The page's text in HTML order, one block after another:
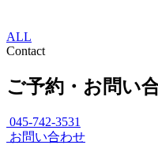
ALL
Contact
ご予約・お問い
045-742-3531
お問い合わせ